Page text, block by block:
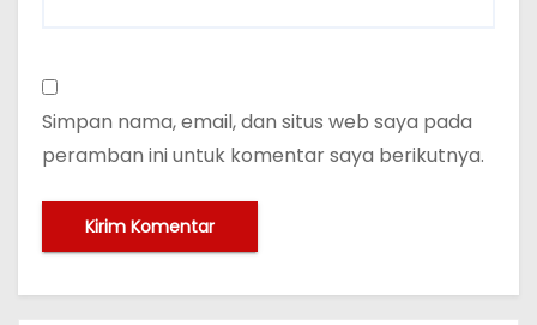
Simpan nama, email, dan situs web saya pada
peramban ini untuk komentar saya berikutnya.